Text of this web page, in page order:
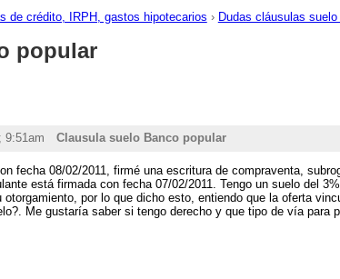
de crédito, IRPH, gastos hipotecarios › Dudas cláusulas
popular
9:51am Clausula suelo Banco popular
fecha 08/02/2011, firmé una escritura de compraventa,
está firmada con fecha 07/02/2011. Tengo un suelo del
otorgamiento, por lo que dicho esto, entiendo que la oferta
Me gustaría saber si tengo derecho y que tipo de vía para